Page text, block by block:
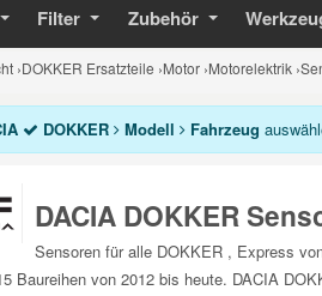
Filter Zubehör
›DOKKER Ersatzteile ›Motor ›Motorelektrik ›
DOKKER Modell Fahrzeug
DACIA DOKKER
Sensoren für alle DOKKER , Express
Baureihen von 2012 bis heute. DACIA